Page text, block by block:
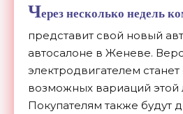
Через несколько недель
представит свой новый
автосалоне в Женеве.
электродвигателем
возможных вариаций этой
Покупателям также будут